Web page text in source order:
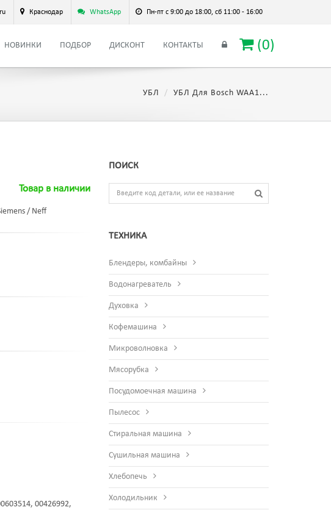
Краснодар WhatsApp Пн-пт с 9:00 до 18:00, сб 11:00 - 16:00
НОВИНКИ ПОДБОР ДИСКОНТ КОНТАКТЫ (0)
УБЛ УБЛ Для Bosch WAA1...
Товар в наличии
/ Neff
00426992,
ПОИСК
ТЕХНИКА
Блендеры, комбайны
Водонагреватель
Духовка
Кофемашина
Микроволновка
Мясорубка
Посудомоечная машина
Пылесос
Стиральная машина
Сушильная машина
Хлебопечь
Холодильник